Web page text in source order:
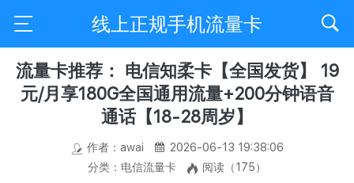
线上正规手机流量卡
流量卡推荐： 电信知柔卡【全国发货】 19
元/月享180G全国通用流量+200分钟语音
通话【18-28周岁】
作者：awai
2026-06-13 19:38:06
分类：电信流量卡
阅读（175）